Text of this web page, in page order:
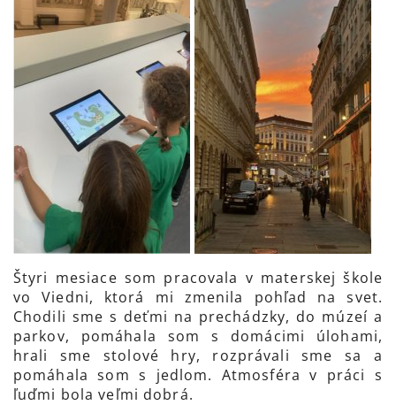
Štyri mesiace som pracovala v materskej škole
vo Viedni, ktorá mi zmenila pohľad na svet.
Chodili sme s deťmi na prechádzky, do múzeí a
parkov, pomáhala som s domácimi úlohami,
hrali sme stolové hry, rozprávali sme sa a
pomáhala som s jedlom. Atmosféra v práci s
ľuďmi bola veľmi dobrá.